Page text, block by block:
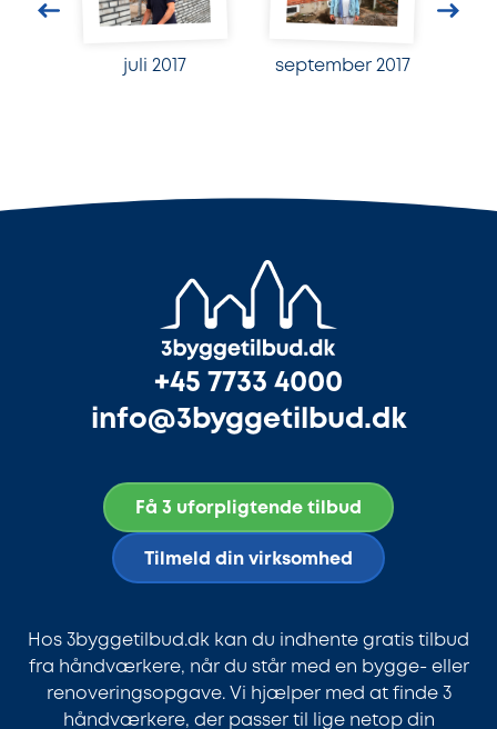
juli 2017 september 2017
+45 7733 4000
info@3byggetilbud.dk
Få 3 uforpligtende tilbud
Tilmeld din virksomhed
Hos 3byggetilbud.dk kan du indhente gratis tilbud
fra håndværkere, når du står med en bygge- eller
renoveringsopgave. Vi hjælper med at finde 3
håndværkere, der passer til lige netop din